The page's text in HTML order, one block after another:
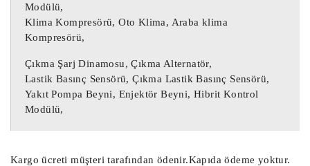
Motor Beyni,
Ağır Vasıta Motor Beyni, Kamyon Motor
Beyni,
Yat Motor Beyni, TIR Motor Beyni,
Ekskavatör Motor Beyni,
Start Stop Beyni, Akü Start Stop Beyni,
Modülü,
Klima Kompresörü, Oto Klima, Araba klima
Kompresörü,
Çıkma Şarj Dinamosu, Çıkma Alternatör,
Lastik Basınç Sensörü, Çıkma Lastik Basınç Sensörü,
Yakıt Pompa Beyni, Enjektör Beyni, Hibrit Kontrol
Modülü,
Kargo ücreti müşteri tarafından ödenir.Kapıda ödeme yoktur.